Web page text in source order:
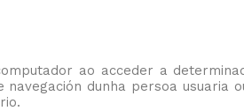
ao acceder a
dunha persoa